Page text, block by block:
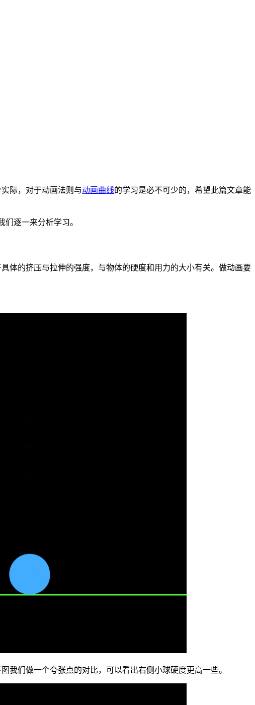
际，对于动画法则与动画曲线的学习是必不可少的，希望此篇文章能
逐一来分析学习。
体的挤压与拉伸的强度，与物体的硬度和用力的大小有关。做动画要
我们做一个夸张点的对比，可以看出右侧小球硬度更高一些。